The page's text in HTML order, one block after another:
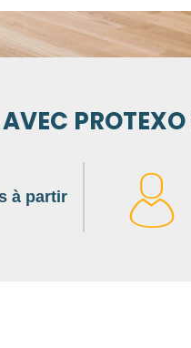
PROTEXO
à partir